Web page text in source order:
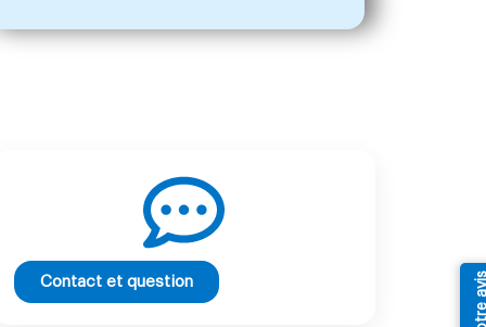
Contact et question